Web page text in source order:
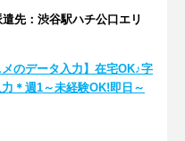
：渋谷駅ハチ公口エリ
メのデータ入力】在宅OK♪字
＊週1～未経験OK!即日～